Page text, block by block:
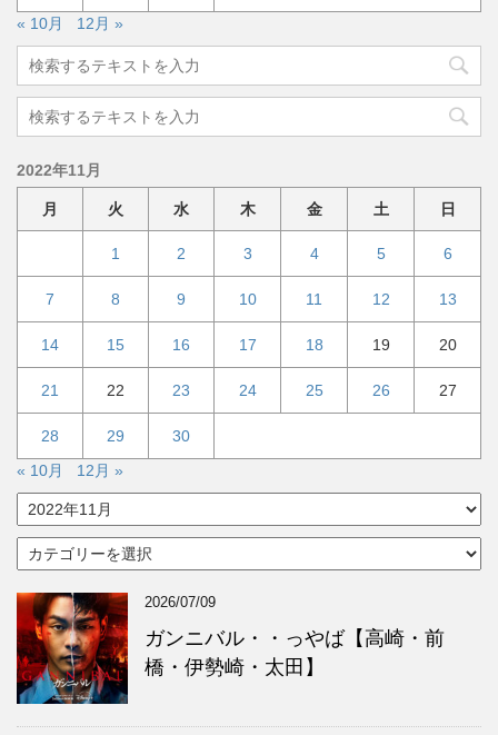
« 10月
12月 »
2022年11月
月 火 水 木 金 土 日
1 2 3 4 5 6
7 8 9 10 11 12 13
14 15 16 17 18 19 20
21 22 23 24 25 26 27
28 29
30
« 10月
12月 »
ア
ー
カ
イ
ブ
カ
テ
ゴ
ー
2026/07/09
ガンニバル・・っやば【高崎・前
橋・伊勢崎・太田】